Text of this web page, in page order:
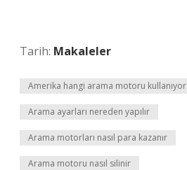
Tarih: Makaleler
Amerika hangi arama motoru kullanıyor
Arama ayarları nereden yapılır
Arama motorları nasıl para kazanır
Arama motoru nasıl silinir